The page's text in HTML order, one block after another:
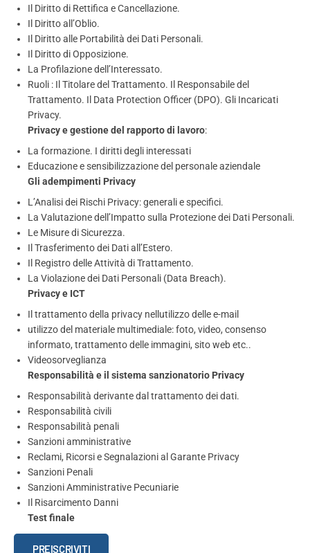
Il Diritto di Rettifica e Cancellazione.
Il Diritto all’Oblio.
Il Diritto alle Portabilità dei Dati Personali.
Il Diritto di Opposizione.
La Profilazione dell’Interessato.
Ruoli : Il Titolare del Trattamento. Il Responsabile del
Trattamento. Il Data Protection Officer (DPO). Gli Incaricati
Privacy.
Privacy e gestione del rapporto di lavoro:
La formazione. I diritti degli interessati
Educazione e sensibilizzazione del personale aziendale
Gli adempimenti Privacy
L’Analisi dei Rischi Privacy: generali e specifici.
La Valutazione dell’Impatto sulla Protezione dei Dati Personali.
Le Misure di Sicurezza.
Il Trasferimento dei Dati all’Estero.
Il Registro delle Attività di Trattamento.
La Violazione dei Dati Personali (Data Breach).
Privacy e ICT
Il trattamento della privacy nellutilizzo delle e-mail
utilizzo del materiale multimediale: foto, video, consenso
informato, trattamento delle immagini, sito web etc..
Videosorveglianza
Responsabilità e il sistema sanzionatorio Privacy
Responsabilità derivante dal trattamento dei dati.
Responsabilità civili
Responsabilità penali
Sanzioni amministrative
Reclami, Ricorsi e Segnalazioni al Garante Privacy
Sanzioni Penali
Sanzioni Amministrative Pecuniarie
Il Risarcimento Danni
Test finale
PREISCRIVITI